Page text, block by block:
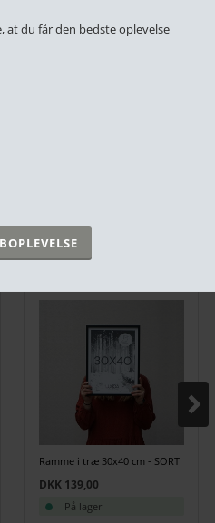
at du får den bedste oplevelse
OGSÅ KØBT
Ramme i træ 30x40 cm - SORT
DKK 139,00
På lager